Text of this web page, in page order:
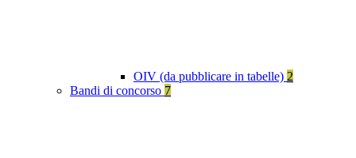
OIV (da pubblicare in tabelle) 2
Bandi di concorso 7